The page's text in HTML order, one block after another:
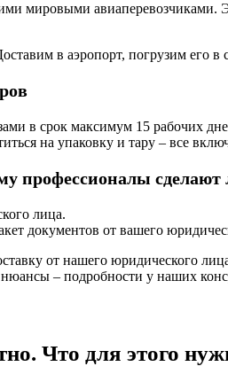
мировыми авиаперевозчиками.
в аэропорт, погрузим его
в срок максимум 15 рабочих
на упаковку и тару – все
профессионалы сделают
лица.
документов от вашего
от нашего юридического
– подробности у наших
Что для этого